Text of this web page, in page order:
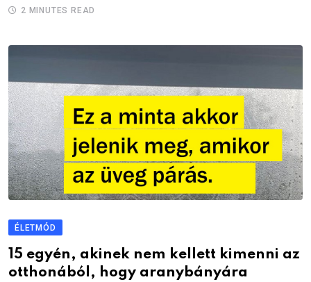
2 MINUTES READ
ÉLETMÓD
15 egyén, akinek nem kellett kimenni az
otthonából, hogy aranybányára